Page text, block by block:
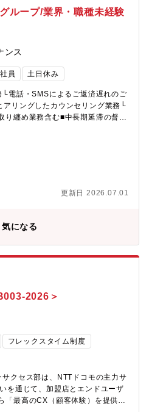
やサービスマニュアルは情報が分
部品や修理作業の判断・確認に時
ターサービスは、グローバルで年
を前提とした業務効率の向上が
うした課題に対し、AIや画像認識
ことで、修理部品・修理作業を同
業務基盤を進化させ、判断・確認
図ります。その実現に向けて、現
理から仕組みづくり、導入後の定
きる人材が必要であり、今回キャ
のミッション】世界中のお客様
品にお乗りいただくことが我々の
【入社後の教育体制】OJTで業務
。各自のご経験や状況に応じて、
ログラム：英会話やプログラミ
プランの例：システム開発企画、
知識が身に付けられ
ドで活躍できる環境
ことができます。
ド、タイ、インドネシ
リカ、メ
らではの仕事のやりがい】スズキ
ーツカタログ）は、世界各国の拠
ループ/業界・職種未経験
ンス
員 土日休み
電話・SMSによるご返済遅れのご
リングしたカウンセリング業務└
り纏め業務含む■中長期延滞の督促
いながら回収を行っていく業務■
代理人が介入したお客さまの案件
解交渉の業務└弁護士相手ではな
が中心になりますのでスキルは必
が必要となった際の裁判所への提
話・SMSによるご返済遅れのご案
リングしたカウンセリング業務└物
る業務【配属先情報】■入社後、株
権回収に出向していただきます。└
ング部の3部構成です。└ご経歴や
たします。■事業企画部(赤坂勤
債権を買うのか、どのように回
or立川勤務)└通常の総務業務 ※
と連携して拠点立ち上げ等└データ
)└全体で35名の回収部隊です。
りますが、新卒採用も始まり
宅ローンやプロパーローン等、
す。└短期の督促は自動架電が主な
だきます。└直接訪問は外注してい
んどございません。└リーガル系を
→法律事務所と連携して和解交
法手続きを一貫して担当します。
更新日 2026.07.01
気になる
2026＞
フレックスタイム制度
クセス部は、NTTドコモの主力サ
を通じて、加盟店とエンドユーザ
「最高のCX（顧客体験）を提供す